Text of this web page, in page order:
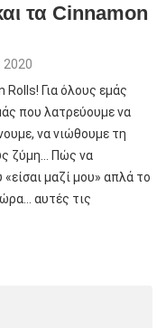
τα Cinnamon
2020
Για όλους εμάς
που λατρεύουμε να
να νιώθουμε τη
ζύμη… Πώς να
μαζί μου» απλά το
αυτές τις